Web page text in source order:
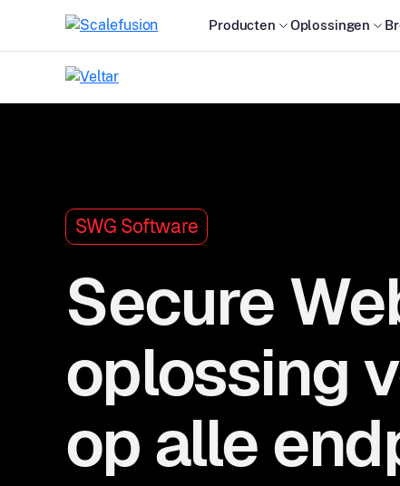
Producten Oplossingen
SWG Software
Secure
oplossing
op alle